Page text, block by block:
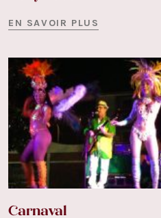
EN SAVOIR PLUS
Carnaval